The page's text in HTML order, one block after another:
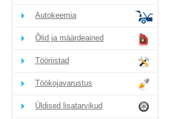
Autokeemia
Õlid ja määrdeained
Tööriistad
Töökojavarustus
Üldised lisatarvikud